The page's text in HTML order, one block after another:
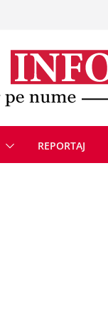
REPORTAJ